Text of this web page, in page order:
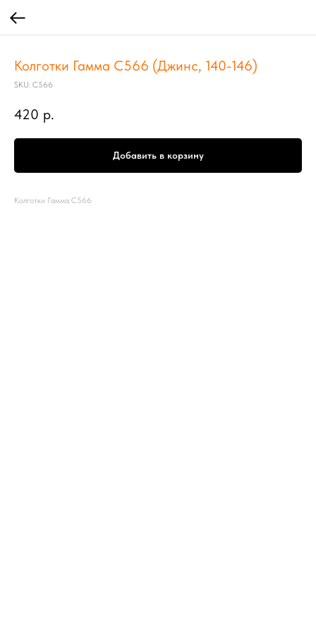
Колготки Гамма С566 (Джинс, 140-146)
SKU: С566
420 р.
Добавить в корзину
Колготки Гамма С566